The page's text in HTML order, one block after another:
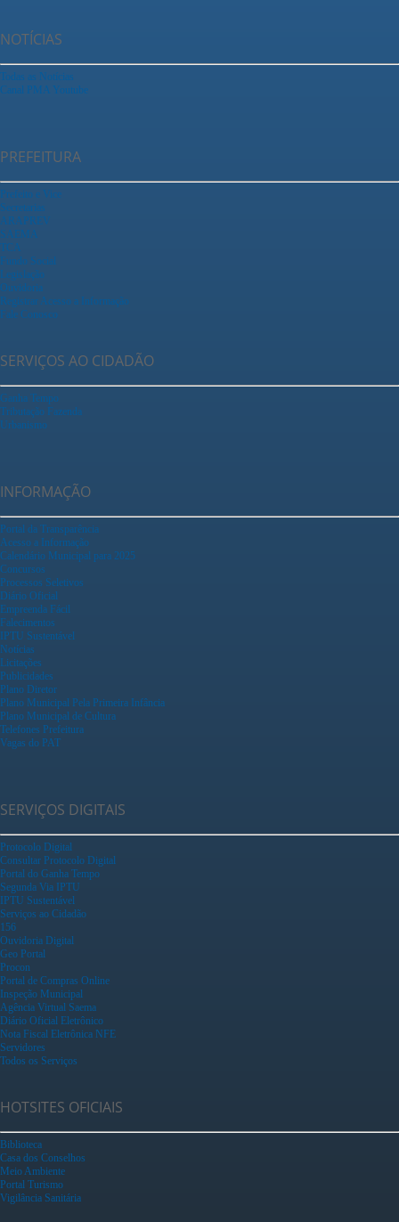
NOTÍCIAS
Todas as Notícias
Canal PMA Youtube
PREFEITURA
Prefeito e Vice
Secretarias
ARAPREV
SAEMA
TCA
Fundo Social
Legislação
Ouvidoria
Registrar Acesso a Informação
Fale Conosco
SERVIÇOS AO CIDADÃO
Ganha Tempo
Tributação Fazenda
Urbanismo
INFORMAÇÃO
Portal da Transparência
Acesso a Informação
Calendário Municipal para 2025
Concursos
Processos Seletivos
Diário Oficial
Empreenda Fácil
Falecimentos
IPTU Sustentável
Notícias
Licitações
Publicidades
Plano Diretor
Plano Municipal Pela Primeira Infância
Plano Municipal de Cultura
Telefones Prefeitura
Vagas do PAT
SERVIÇOS DIGITAIS
Protocolo Digital
Consultar Protocolo Digital
Portal do Ganha Tempo
Segunda Via IPTU
IPTU Sustentável
Serviços ao Cidadão
156
Ouvidoria Digital
Geo Portal
Procon
Portal de Compras Online
Inspeção Municipal
Agência Virtual Saema
Diário Oficial Eletrônico
Nota Fiscal Eletrônica NFE
Servidores
Todos os Serviços
HOTSITES OFICIAIS
Biblioteca
Casa dos Conselhos
Meio Ambiente
Portal Turismo
Vigilância Sanitária